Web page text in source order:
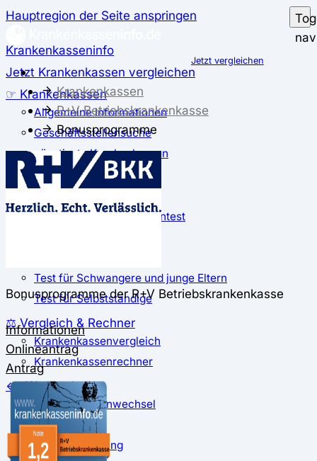
Hauptregion der Seite anspringen
Krankenkasseninfo
Jetzt Krankenkassen vergleichen
☞ Krankenkassen
Allgemeine Informationen
Geschäftsstellensuche
günstigste Krankenkassen
Zusatzbeitrag
Der große Krankenkassentest
Test für Schwangere und junge Eltern
Test für Selbstständige
⚖️ Vergleich & Rechner
Krankenkassenvergleich
Krankenkassenrechner
↔ Wechsel
Krankenkassenwechsel
Kündigung
Musterkündigung
Jetzt vergleichen
Krankenkassen
R+V Betriebskrankenkasse
Bonusprogramme
Bonusprogramme der R+V Betriebskrankenkasse
Informationen
Onlineantrag
Antrag